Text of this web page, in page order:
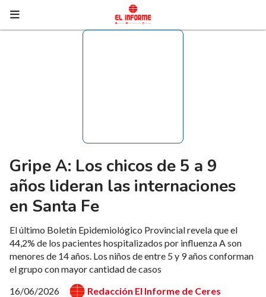
Gripe A: Los chicos de 5 a 9
años lideran las internaciones
en Santa Fe
El último Boletín Epidemiológico Provincial revela que el
44,2% de los pacientes hospitalizados por influenza A son
menores de 14 años. Los niños de entre 5 y 9 años conforman
el grupo con mayor cantidad de casos
16/06/2026
Redacción El Informe de Ceres